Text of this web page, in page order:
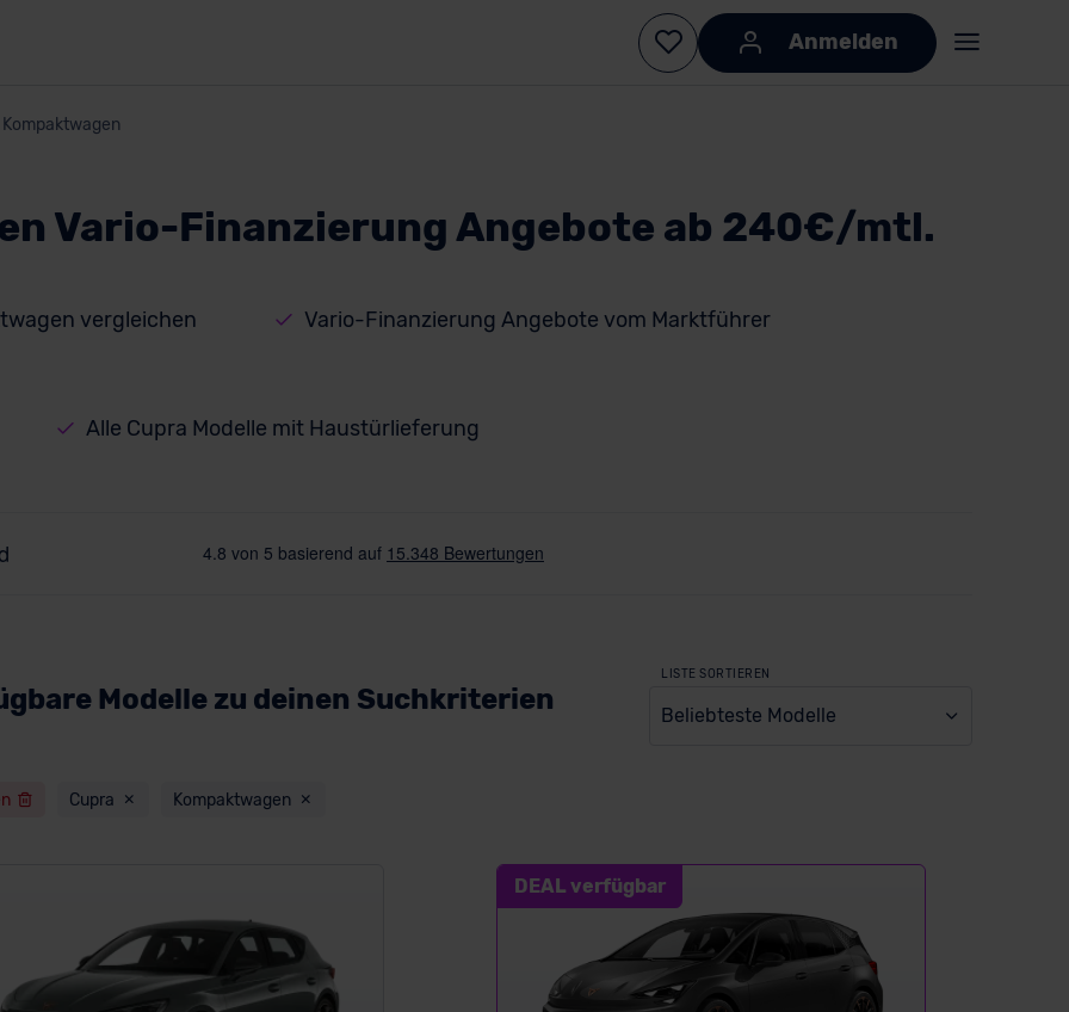
Anmelden
Kompaktwagen
Vario-Finanzierung Angebote ab 240€/mtl.
vergleichen Vario-Finanzierung Angebote vom Marktführer
Alle Cupra Modelle mit Haustürlieferung
Modelle zu deinen Suchkriterien
LISTE SORTIEREN
Beliebteste Modelle
Cupra Kompaktwagen
DEAL verfügbar